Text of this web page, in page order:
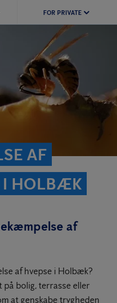
FOR PRIVATE
AF
I HOLBÆK
af
af hvepse i Holbæk?
bolig, terrasse eller
at genskabe trygheden